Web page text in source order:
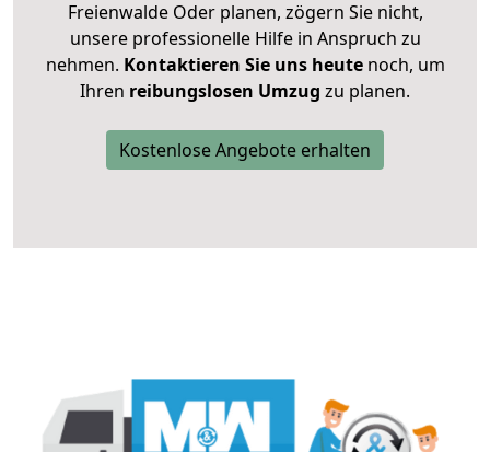
Freienwalde Oder planen, zögern Sie nicht,
unsere professionelle Hilfe in Anspruch zu
nehmen. Kontaktieren Sie uns heutenoch, um
Ihren reibungslosen Umzug zu planen.
Kostenlose Angebote erhalten